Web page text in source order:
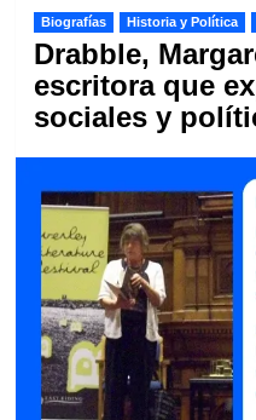
Biografías Historia y Política
Drabble,
escritora que
sociales y